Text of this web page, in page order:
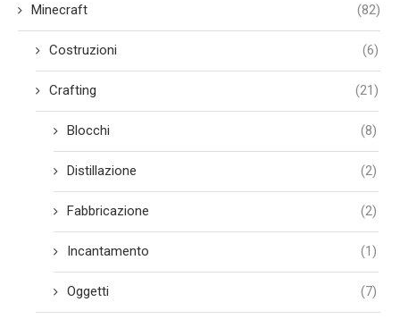
Minecraft (82)
Costruzioni (6)
Crafting (21)
Blocchi (8)
Distillazione (2)
Fabbricazione (2)
Incantamento (1)
Oggetti (7)